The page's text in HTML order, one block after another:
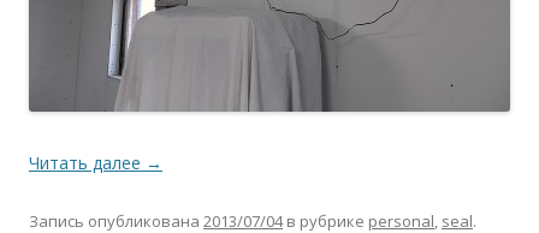
Читать далее →
Запись опубликована 2013/07/04в рубрике personal, seal.